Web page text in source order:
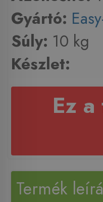
Gyártó:
Súly: 10 kg
Készlet:
Ez
Termék